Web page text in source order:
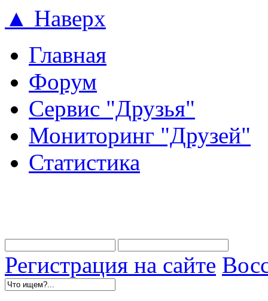
▲ Наверх
Главная
Форум
Сервис "Друзья"
Мониторинг "Друзей"
Статистика
Регистрация на сайте